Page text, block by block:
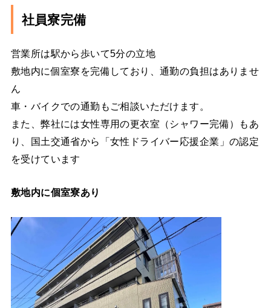
社員寮完備
営業所は駅から歩いて5分の立地
敷地内に個室寮を完備しており、通勤の負担はありませ
ん
車・バイクでの通勤もご相談いただけます。
また、弊社には女性専用の更衣室（シャワー完備）もあ
り、国土交通省から「女性ドライバー応援企業」の認定
を受けています
敷地内に個室寮あり